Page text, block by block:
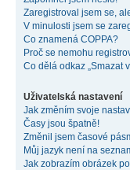
Zaregistroval jsem se,
V minulosti jsem se
Co znamená COPPA?
Proč se nemohu
Co dělá odkaz „Smazat
Uživatelská nastavení
Jak změním svoje
Časy jsou špatně!
Změnil jsem časové
Můj jazyk není na
Jak zobrazím obrázek